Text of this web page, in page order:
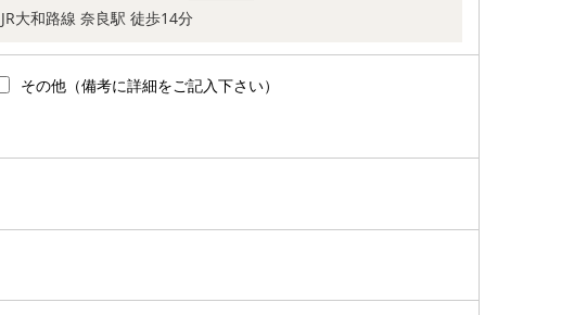
JR大和路線 奈良駅 徒歩14分
その他（備考に詳細をご記入下さい）